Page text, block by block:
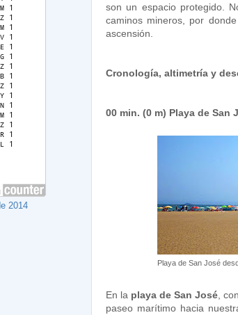
son un espacio protegido.
caminos mineros, por
ascensión.
Cronología, altimetría y
00 min. (0 m) Playa de San
Playa de San José
En la playa de San José,
paseo marítimo hacia
2014